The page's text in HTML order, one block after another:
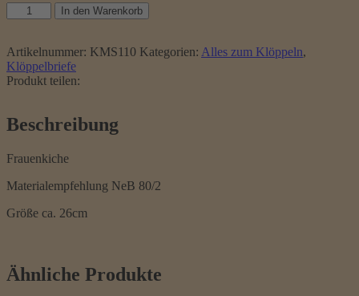
Klöppelbrief
Frauenkirche
In den Warenkorb
Artikelnummer: KMS110 Kategorien: Alles zum Klöppeln,
Klöppelbriefe
Produkt teilen:
Beschreibung
Frauenkiche
Materialempfehlung NeB 80/2
Größe ca. 26cm
Ähnliche Produkte